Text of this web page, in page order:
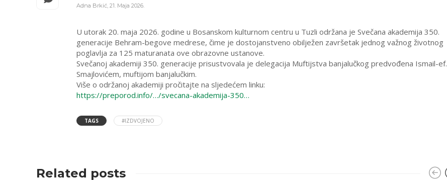
Adna Brkić, 21. Maja 2026.
U utorak 20. maja 2026. godine u Bosanskom kulturnom centru u Tuzli održana je Svečana akademija 350.
generacije Behram-begove medrese, čime je dostojanstveno obilježen završetak jednog važnog životnog
poglavlja za 125 maturanata ove obrazovne ustanove.
Svečanoj akademiji 350. generacije prisustvovala je delegacija Muftijstva banjalučkog predvođena Ismail-ef.
Smajlovićem, muftijom banjalučkim.
Više o održanoj akademiji pročitajte na sljedećem linku:
https://preporod.info/…/svecana-akademija-350…
TAGS #IZDVOJENO
Related posts